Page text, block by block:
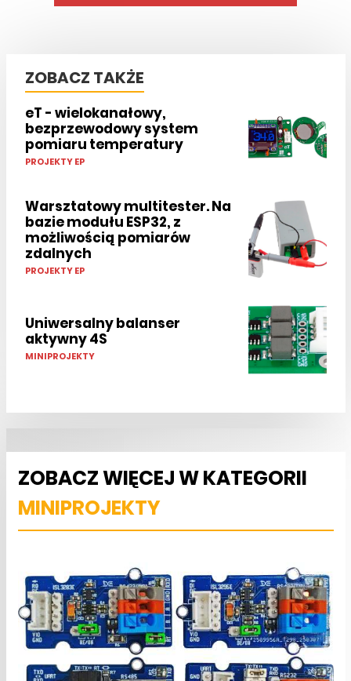
ZOBACZ TAKŻE
eT - wielokanałowy,
bezprzewodowy system
pomiaru temperatury
PROJEKTY EP
Warsztatowy multitester. Na
bazie modułu ESP32, z
możliwością pomiarów
zdalnych
PROJEKTY EP
Uniwersalny balanser
aktywny 4S
MINIPROJEKTY
ZOBACZ WIĘCEJ W KATEGORII
MINIPROJEKTY